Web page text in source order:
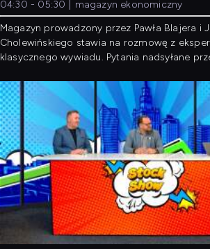
04:30 - 05:30
magazyn ekonomiczny
Magazyn prowadzony przez Pawła Blajera i
Cholewińskiego stawia na rozmowę z
klasycznego wywiadu. Pytania nadsyłane